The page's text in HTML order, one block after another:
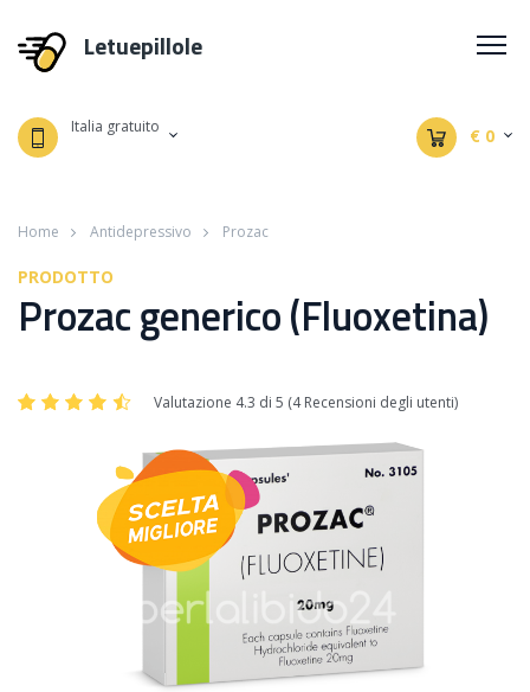
Letuepillole
Italia gratuito € 0
Home Antidepressivo Prozac
PRODOTTO
Prozac generico (Fluoxetina)
Valutazione 4.3 di 5 (4 Recensioni degli utenti)